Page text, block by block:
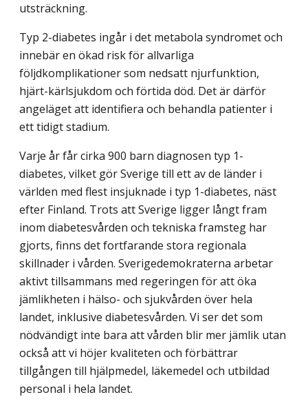
utsträckning.
Typ 2-diabetes ingår i det metabola syndromet och
innebär en ökad risk för allvarliga
följdkomplikationer som nedsatt njurfunktion,
hjärt-kärlsjukdom och förtida död. Det är därför
angeläget att identifiera och behandla patienter i
ett tidigt stadium.
Varje år får cirka 900 barn diagnosen typ 1-
diabetes, vilket gör Sverige till ett av de länder i
världen med flest insjuknade i typ 1-diabetes, näst
efter Finland. Trots att Sverige ligger långt fram
inom diabetesvården och tekniska framsteg har
gjorts, finns det fortfarande stora regionala
skillnader i vården. Sverigedemokraterna arbetar
aktivt tillsammans med regeringen för att öka
jämlikheten i hälso- och sjukvården över hela
landet, inklusive diabetesvården. Vi ser det som
nödvändigt inte bara att vården blir mer jämlik utan
också att vi höjer kvaliteten och förbättrar
tillgången till hjälpmedel, läkemedel och utbildad
personal i hela landet.